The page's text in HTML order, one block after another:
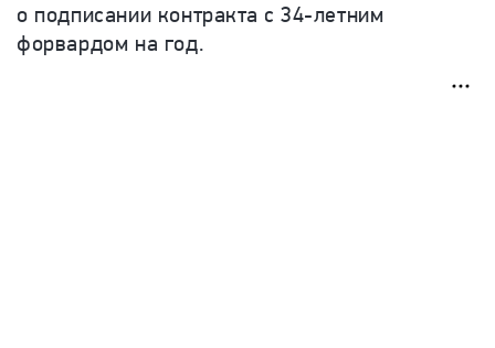
о подписании контракта с 34-летним
форвардом на год.